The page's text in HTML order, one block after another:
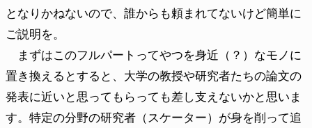
となりかねないので、誰からも頼まれてないけど簡単に
ご説明を。
まずはこのフルパートってやつを身近（？）なモノに
置き換えるとすると、大学の教授や研究者たちの論文の
発表に近いと思ってもらっても差し支えないかと思いま
す。特定の分野の研究者（スケーター）が身を削って追